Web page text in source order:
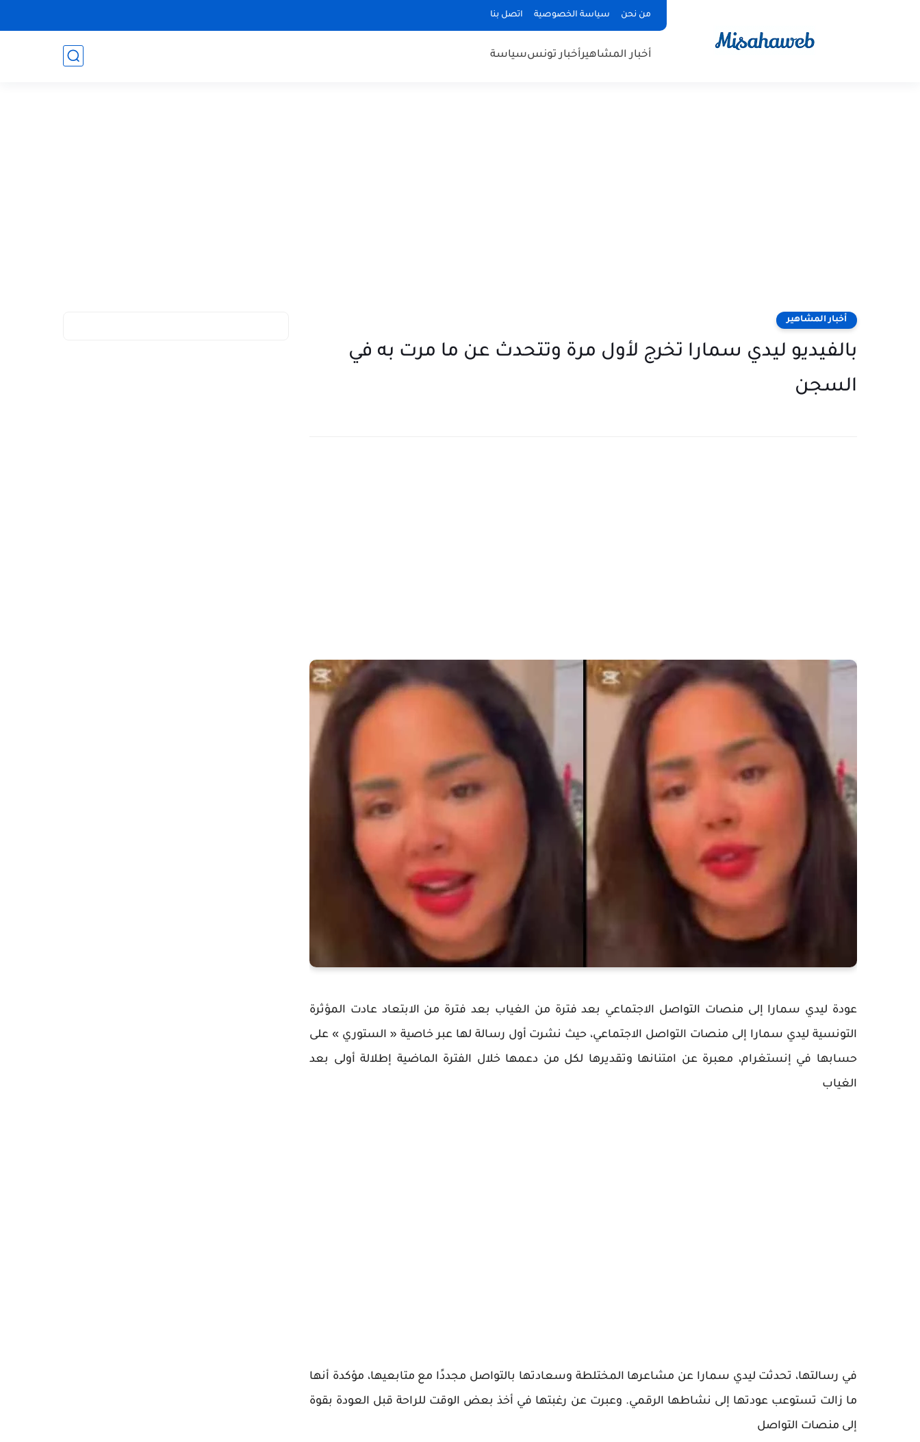
من نحن سياسة الخصوصية اتصل بنا
أخبار المشاهيرأخبار تونسسياسة
أخبار المشاهير
بالفيديو ليدي سمارا تخرج لأول مرة وتتحدث عن ما مرت به في
السجن
عودة ليدي سمارا إلى منصات التواصل الاجتماعي بعد فترة من الغياب بعد فترة من الابتعاد عادت المؤثرة
التونسية ليدي سمارا إلى منصات التواصل الاجتماعي، حيث نشرت أول رسالة لها عبر خاصية « الستوري » على
حسابها في إنستغرام، معبرة عن امتنانها وتقديرها لكل من دعمها خلال الفترة الماضية إطلالة أولى بعد
الغياب
في رسالتها، تحدثت ليدي سمارا عن مشاعرها المختلطة وسعادتها بالتواصل مجددًا مع متابعيها، مؤكدة أنها
ما زالت تستوعب عودتها إلى نشاطها الرقمي. وعبرت عن رغبتها في أخذ بعض الوقت للراحة قبل العودة بقوة
إلى منصات التواصل